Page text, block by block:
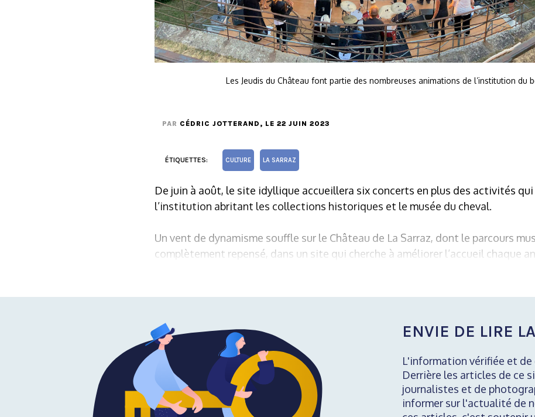
Les Jeudis du Château font partie des nombreuses animations de l’institution du
PAR CÉDRIC JOTTERAND , LE 22 JUIN 2023
ÉTIQUETTES: CULTURE LA SARRAZ
De juin à août, le site idyllique accueillera six concerts en plus des activités
l’institution abritant les collections historiques et le musée du cheval.
Un vent de dynamisme souffle sur le Château de La Sarraz, dont le parcours
complètement repensé, dans un site qui cherche à améliorer l’accueil chaque
ENVIE DE LIRE
L'information vérifiée et
Derrière les articles de ce
journalistes et de
informer sur l'actualité de